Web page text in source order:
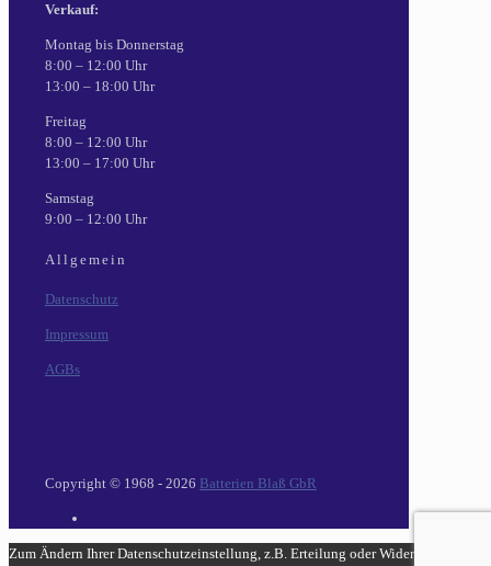
Verkauf:
Montag bis Donnerstag
8:00 – 12:00 Uhr
13:00 – 18:00 Uhr
Freitag
8:00 – 12:00 Uhr
13:00 – 17:00 Uhr
Samstag
9:00 – 12:00 Uhr
Allgemein
Datenschutz
Impressum
AGBs
Copyright © 1968 - 2026 Batterien Blaß GbR
Zum Ändern Ihrer Datenschutzeinstellung, z.B. Erteilung oder Widerruf von